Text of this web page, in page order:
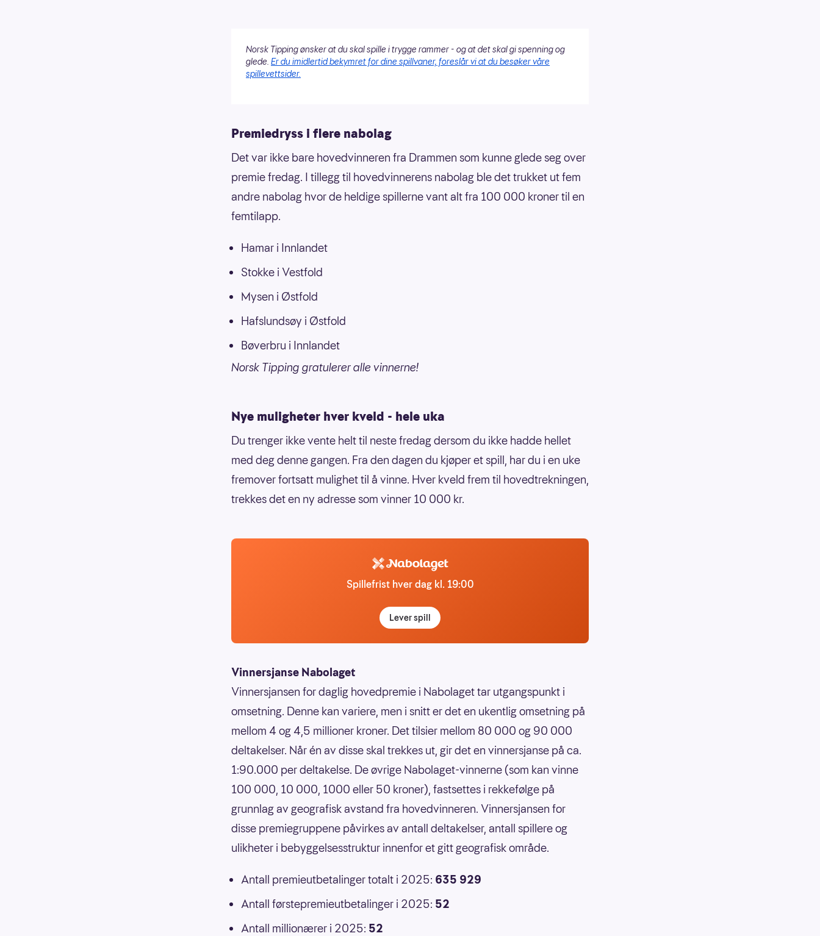
Norsk Tipping ønsker at du skal spille i trygge rammer - og at det skal gi spenning og
glede. Er du imidlertid bekymret for dine spillvaner, foreslår vi at du besøker våre
spillevettsider.
Premiedryss i flere nabolag
Det var ikke bare hovedvinneren fra Drammen som kunne glede seg over
premie fredag. I tillegg til hovedvinnerens nabolag ble det trukket ut fem
andre nabolag hvor de heldige spillerne vant alt fra 100 000 kroner til en
femtilapp.
Hamar i Innlandet
Stokke i Vestfold
Mysen i Østfold
Hafslundsøy i Østfold
Bøverbru i Innlandet
Norsk Tipping gratulerer alle vinnerne!
Nye muligheter hver kveld - hele uka
Du trenger ikke vente helt til neste fredag dersom du ikke hadde hellet
med deg denne gangen. Fra den dagen du kjøper et spill, har du i en uke
fremover fortsatt mulighet til å vinne. Hver kveld frem til hovedtrekningen,
trekkes det en ny adresse som vinner 10 000 kr.
Spillefrist hver dag kl. 19:00
Lever spill
Vinnersjanse Nabolaget
Vinnersjansen for daglig hovedpremie i Nabolaget tar utgangspunkt i
omsetning. Denne kan variere, men i snitt er det en ukentlig omsetning på
mellom 4 og 4,5 millioner kroner. Det tilsier mellom 80 000 og 90 000
deltakelser. Når én av disse skal trekkes ut, gir det en vinnersjanse på ca.
1:90.000 per deltakelse. De øvrige Nabolaget-vinnerne (som kan vinne
100 000, 10 000, 1000 eller 50 kroner), fastsettes i rekkefølge på
grunnlag av geografisk avstand fra hovedvinneren. Vinnersjansen for
disse premiegruppene påvirkes av antall deltakelser, antall spillere og
ulikheter i bebyggelsesstruktur innenfor et gitt geografisk område.
Antall premieutbetalinger totalt i 2025: 635 929
Antall førstepremieutbetalinger i 2025: 52
Antall millionærer i 2025: 52